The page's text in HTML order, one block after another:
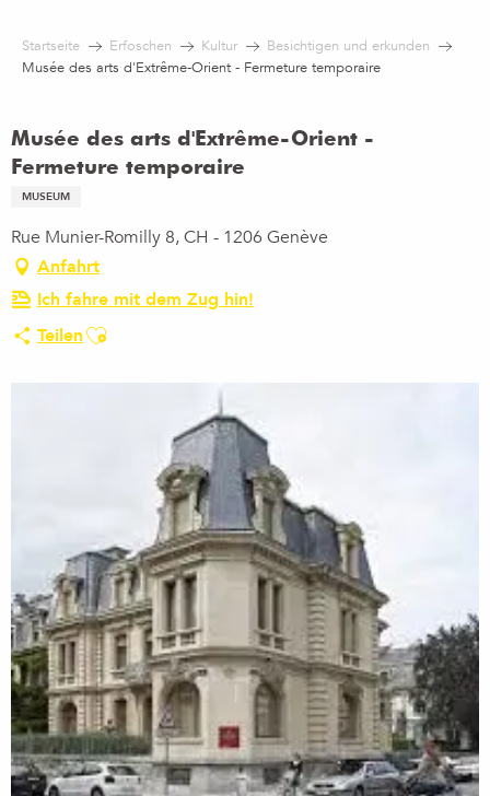
contenu
Startseite Erfoschen Kultur
Besichtigen und erkunden
Musée des arts d'Extrême-Orient - Fermeture temporaire
Musée des arts d'Extrême-Orient -
Fermeture temporaire
MUSEUM
Rue Munier-Romilly 8, CH - 1206 Genève
Anfahrt
Ich fahre mit dem Zug hin!
TeilenAjouter aux favoris